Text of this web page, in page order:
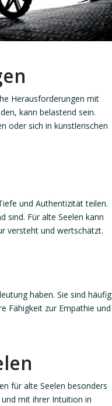
Herausforderungen mit
kann belastend sein.
oder sich in künstlerischen
und Authentizität teilen.
sind. Für alte Seelen kann
versteht und wertschätzt.
haben. Sie sind häufig
Fähigkeit zur Empathie und
für alte Seelen besonders
mit ihrer Intuition in